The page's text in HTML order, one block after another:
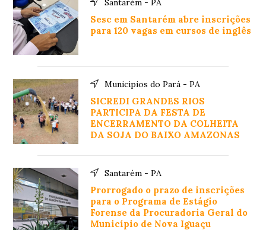
Sesc em Santarém abre inscrições
para 120 vagas em cursos de inglês
Municipios do Pará - PA
SICREDI GRANDES RIOS
PARTICIPA DA FESTA DE
ENCERRAMENTO DA COLHEITA
DA SOJA DO BAIXO AMAZONAS
Santarém - PA
Prorrogado o prazo de inscrições
para o Programa de Estágio
Forense da Procuradoria Geral do
Município de Nova Iguaçu